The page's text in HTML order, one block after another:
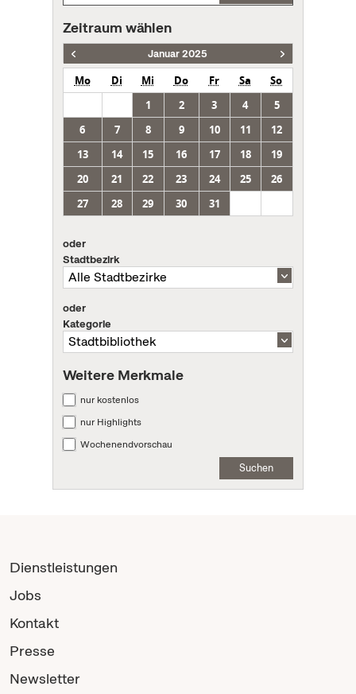
Zeitraum wählen
Januar 2025
Mo Di Mi Do Fr Sa
So
1
2 3 4
5
6
7 8 9 10 11
12
13
14 15 16 17 18
19
20
21 22 23 24 25
26
27
28 29 30 31
oder
Stadtbezirk
oder
Kategorie
Weitere Merkmale
nur kostenlos
nur Highlights
Wochenendvorschau
Suchen
Dienstleistungen
Jobs
Kontakt
Presse
Newsletter